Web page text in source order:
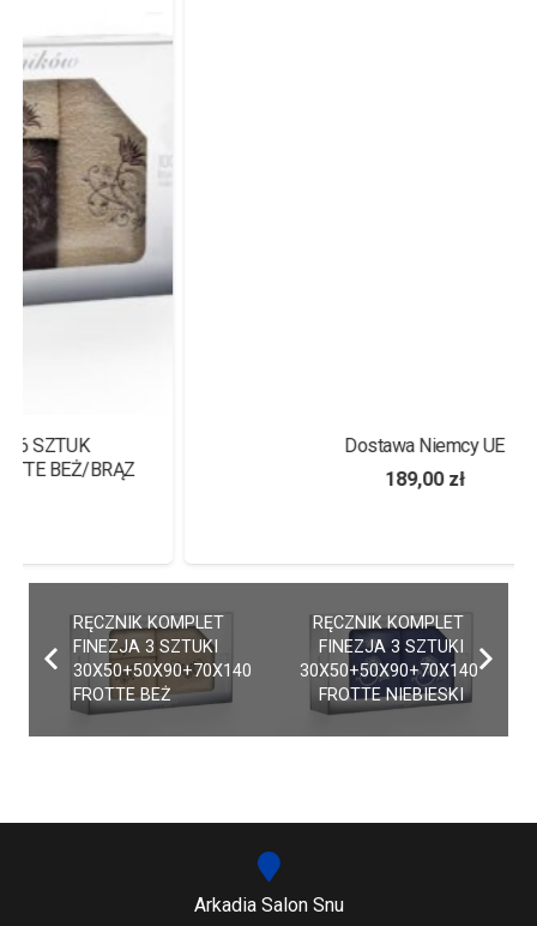
Dostawa Niemcy UE
RĘCZNIK KOMPLET
FINEZJA 3 SZTUKI
30X50+50X90+70X140
FROTTE BEŻ
RĘCZNIK KOMPLET
FINEZJA 3 SZTUKI
30X50+50X90+70X140
FROTTE NIEBIESKI
Arkadia Salon Snu